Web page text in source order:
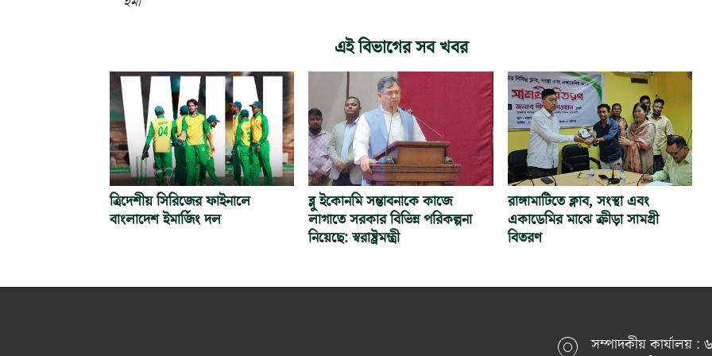
এই বিভাগের সব খবর
ত্রিদেশীয় সিরিজের ফাইনালে
বাংলাদেশ ইমার্জিং দল
ব্লু ইকোনমি সম্ভাবনাকে কাজে
লাগাতে সরকার বিভিন্ন পরিকল্পনা
নিয়েছে: স্বরাষ্ট্রমন্ত্রী
রাঙ্গামাটিতে ক্লাব, সংস্থা এবং
একাডেমির মাঝে ক্রীড়া সামগ্রী
বিতরণ
সম্পাদকীয় কার্যালয় :